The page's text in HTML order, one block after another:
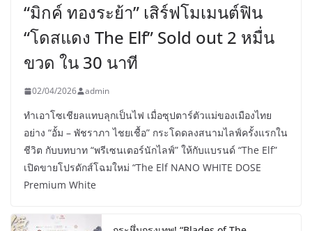
“มิกค์ ทองระย้า” เสิร์ฟโมเมนต์ฟิน
“โดสแดง The Elf” Sold out 2 หมื่น
ขวด ใน 30 นาที
02/04/2026 admin
ทำเอาโซเชียลแทบลุกเป็นไฟ เมื่อซุปตาร์ตัวแม่ของเมืองไทย
อย่าง “อั้ม – พัชราภา ไชยเชื้อ” กระโดดลงสนามไลฟ์ครั้งแรกใน
ชีวิต กับบทบาท “พรีเซนเตอร์นักไลฟ์” ให้กับแบรนด์ “The Elf”
เปิดขายโปรดักส์โฉมใหม่ “The Elf NANO WHITE DOSE
Premium White